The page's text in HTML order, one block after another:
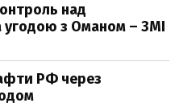
над
з Оманом – ЗМІ
РФ через